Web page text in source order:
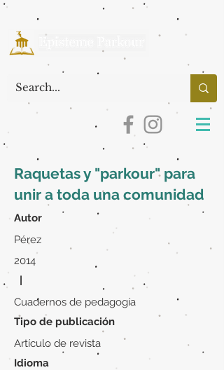
Raquetas y "parkour" para
unir a toda una comunidad
Autor
Pérez
2014
|
Cuadernos de pedagogía
Tipo de publicación
Artículo de revista
Idioma